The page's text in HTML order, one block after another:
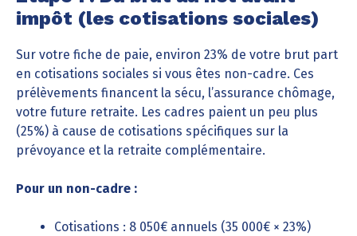
impôt (les cotisations sociales)
Sur votre fiche de paie, environ 23% de votre brut part
en cotisations sociales si vous êtes non-cadre. Ces
prélèvements financent la sécu, l’assurance chômage,
votre future retraite. Les cadres paient un peu plus
(25%) à cause de cotisations spécifiques sur la
prévoyance et la retraite complémentaire.
Pour un non-cadre :
Cotisations : 8 050€ annuels (35 000€ × 23%)